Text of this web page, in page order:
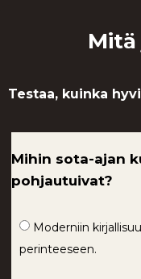
Testaa, kuinka
Mihin sota-ajan
pohjautuivat?
Moderniin
perinteeseen.